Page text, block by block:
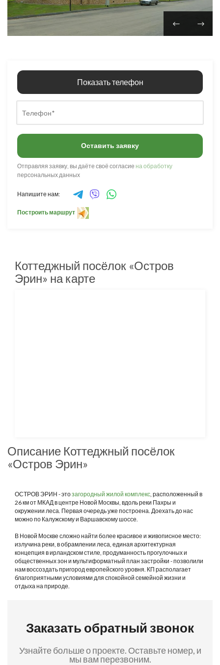
Показать телефон
Оставить заявку
Отправляя заявку, вы даёте своё согласие на обработку
персональных данных
Напишите нам:
Построить маршрут
Коттеджный посёлок «Остров
Эрин» на карте
Описание Коттеджный посёлок
«Остров Эрин»
ОСТРОВ ЭРИН - этозагородный жилой комплекс, расположенный в
26 км от МКАД в центре Новой Москвы, вдоль реки Пахры и
окружении леса. Первая очередь уже построена. Доехать до нас
можно по Калужскому и Варшавскому шоссе.
В Новой Москве сложно найти более красивое и живописное место:
излучина реки, в обрамлении леса, единая архитектурная
концепция в ирландском стиле, продуманность прогулочных и
общественных зон и мультиформатный план застройки - позволили
нам воссоздать пригород европейского уровня. КП располагает
благоприятными условиями для спокойной семейной жизни и
отдыха на природе.
Заказать обратный звонок
Узнайте больше о проекте. Оставьте номер, и
мы вам перезвоним.